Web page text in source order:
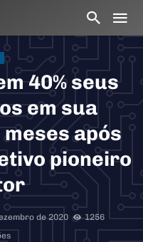
40% seus
em sua
após
pioneiro
de 2020
1256